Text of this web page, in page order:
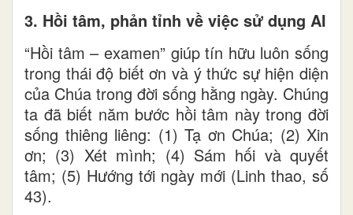
3. Hồi tâm, phản tỉnh về việc sử dụng AI
“Hồi tâm – examen” giúp tín hữu luôn sống
trong thái độ biết ơn và ý thức sự hiện diện
của Chúa trong đời sống hằng ngày. Chúng
ta đã biết năm bước hồi tâm này trong đời
sống thiêng liêng: (1) Tạ ơn Chúa; (2) Xin
ơn; (3) Xét mình; (4) Sám hối và quyết
tâm; (5) Hướng tới ngày mới (Linh thao, số
43).